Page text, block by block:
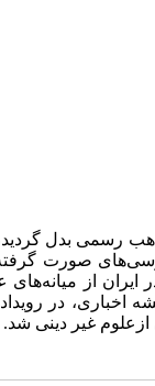
رسمی بدل گردید،
صورت
از میانه‌های
اخباری، در
غیر دینی شد.